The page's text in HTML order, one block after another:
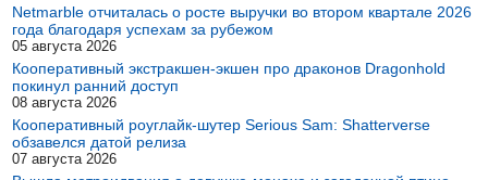
Netmarble отчиталась о росте выручки во втором квартале 2026
года благодаря успехам за рубежом
05 августа 2026
Кооперативный экстракшен-экшен про драконов Dragonhold
покинул ранний доступ
08 августа 2026
Кооперативный роуглайк-шутер Serious Sam: Shatterverse
обзавелся датой релиза
07 августа 2026